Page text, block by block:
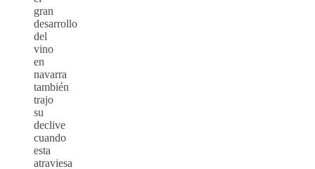
gran
desarrollo
del
vino
en
navarra
también
trajo
su
declive
cuando
esta
atraviesa